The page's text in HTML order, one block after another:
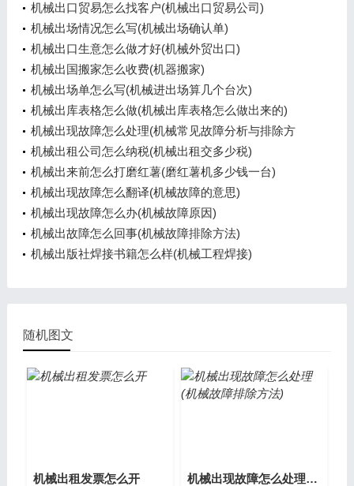
机械出口贸易怎么找客户(机械出口贸易公司)
机械出场情况怎么写(机械出场确认单)
机械出口生意怎么做才好(机械外贸出口)
机械出国搬家怎么收费(机器搬家)
机械出场单怎么写(机械进出场算几个台次)
机械出库表格怎么做(机械出库表格怎么做出来的)
机械出现故障怎么处理(机械常见故障分析与排除方
法)
机械出租公司怎么纳税(机械出租交多少税)
机械出来前怎么打磨红薯(磨红薯机多少钱一台)
机械出现故障怎么翻译(机械故障的意思)
机械出现故障怎么办(机械故障原因)
机械出故障怎么回事(机械故障排除方法)
机械出版社焊接书籍怎么样(机械工程焊接)
随机图文
机械出租发票怎么开 机械出现故障怎么处理(机械故障排除方法)